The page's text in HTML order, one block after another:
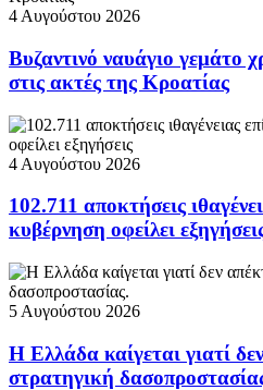
4 Αυγούστου 2026
Βυζαντινό ναυάγιο γεμάτο
στις ακτές της Κροατίας
4 Αυγούστου 2026
102.711 αποκτήσεις
κυβέρνηση οφείλει
5 Αυγούστου 2026
Η Ελλάδα καίγεται γιατί
στρατηγική